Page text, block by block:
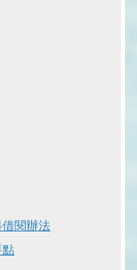
閱辦法
點